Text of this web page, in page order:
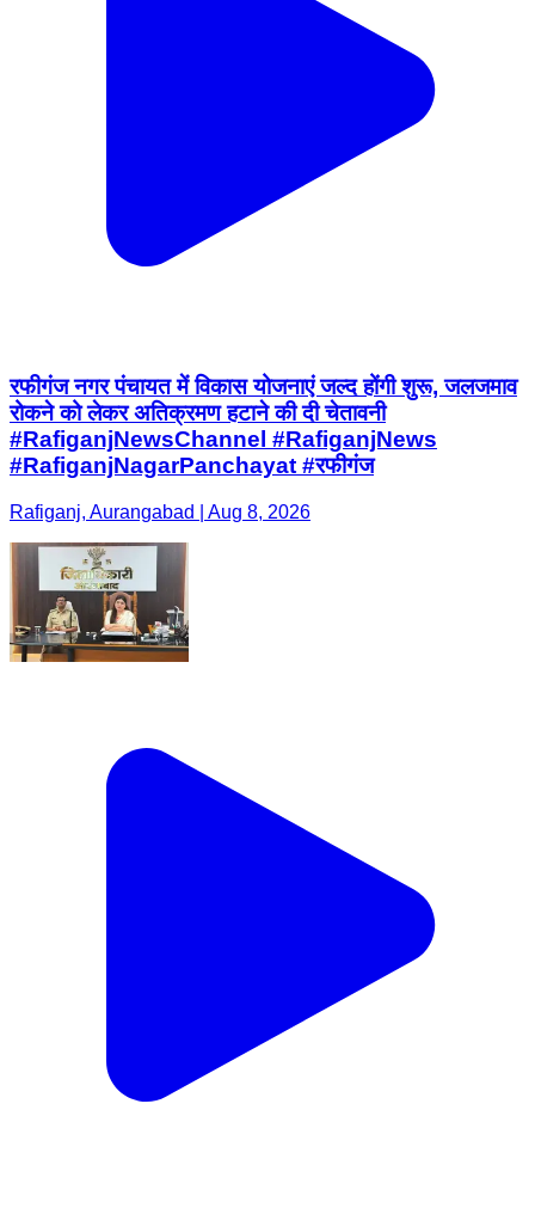
रफीगंज नगर पंचायत में विकास योजनाएं जल्द होंगी शुरू, जलजमाव
रोकने को लेकर अतिक्रमण हटाने की दी चेतावनी
#RafiganjNewsChannel #RafiganjNews
#RafiganjNagarPanchayat #रफीगंज
Rafiganj, Aurangabad | Aug 8, 2026